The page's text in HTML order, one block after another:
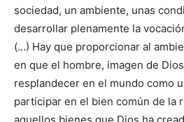
sociedad, un ambiente, unas
desarrollar plenamente la
(…) Hay que proporcionar al
en que el hombre, imagen de
resplandecer en el mundo como
participar en el bien común de la